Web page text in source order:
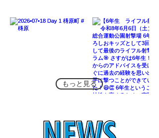
もっと見る